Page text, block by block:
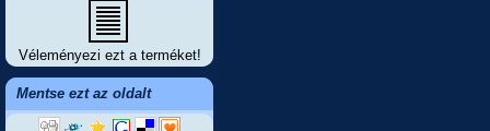
Véleményezi ezt a terméket!
Mentse ezt az oldalt